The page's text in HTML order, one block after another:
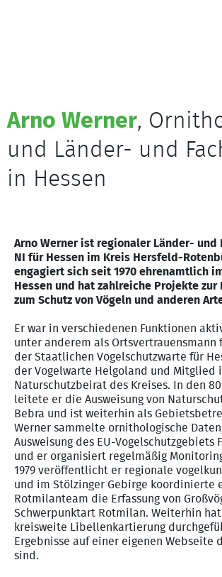
Arno Werner,
und Länder- und
in Hessen
Arno Werner ist regionaler Länder- und
NI für Hessen im Kreis Hersfeld-
engagiert sich seit 1970 ehrenamtlich
Hessen und hat zahlreiche Projekte zur
zum Schutz von Vögeln und anderen
Er war in verschiedenen Funktionen
unter anderem als Ortsvertrauensmann
der Staatlichen Vogelschutzwarte für
der Vogelwarte Helgoland und Mitglied
Naturschutzbeirat des Kreises. In den
leitete er die Ausweisung von
Bebra und ist weiterhin als
Werner sammelte ornithologische
Ausweisung des EU-Vogelschutzgebiets
und er organisiert regelmäßig
1979 veröffentlicht er regionale
und im Stölzinger Gebirge koordinierte
Rotmilanteam die Erfassung von
Schwerpunktart Rotmilan. Weiterhin
kreisweite Libellenkartierung
Ergebnisse auf einer eigenen Webseite
sind.